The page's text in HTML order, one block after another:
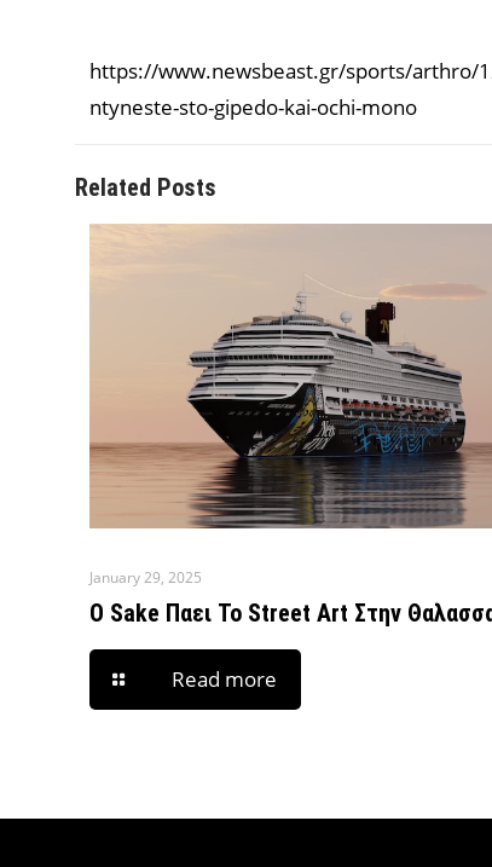
https://www.newsbeast.gr/sports/arthro/
ntyneste-sto-gipedo-kai-ochi-mono
Related Posts
January 29, 2025
O Sake Παει Το Street Art Στην
Read more